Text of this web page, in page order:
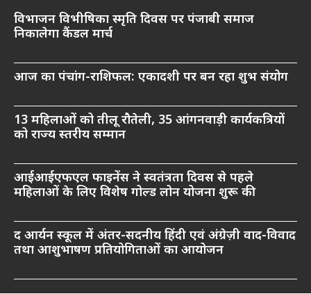
विभाजन विभीषिका स्मृति दिवस पर पंजाबी समाज
निकालेगा कैंडल मार्च
आज का पंचांग-राशिफल: एकादशी पर बन रहा शुभ संयोग
13 महिलाओं को तीलू रौतेली, 35 आंगनवाड़ी कार्यकत्रियों
को राज्य स्तरीय सम्मान
आईआईएफएल फाइनेंस ने स्वतंत्रता दिवस से पहले
महिलाओं के लिए विशेष गोल्ड लोन योजना शुरू की
द आर्यन स्कूल में अंतर-सदनीय हिंदी एवं अंग्रेज़ी वाद-विवाद
तथा आशुभाषण प्रतियोगिताओं का आयोजन